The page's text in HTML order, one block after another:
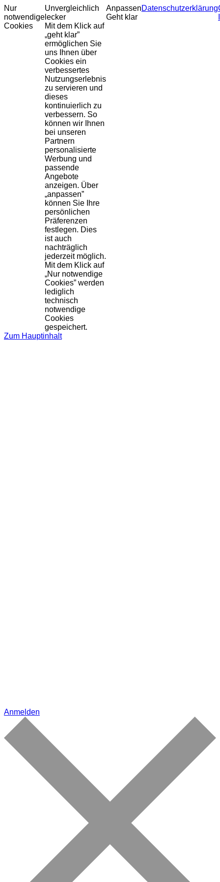
Nur
notwendige
Cookies
Unvergleichlich
lecker
Mit dem Klick auf
„geht klar”
ermöglichen Sie
uns Ihnen über
Cookies ein
verbessertes
Nutzungserlebnis
zu servieren und
dieses
kontinuierlich zu
verbessern. So
können wir Ihnen
bei unseren
Partnern
personalisierte
Werbung und
passende
Angebote
anzeigen. Über
„anpassen”
können Sie Ihre
persönlichen
Präferenzen
festlegen. Dies
ist auch
nachträglich
jederzeit möglich.
Mit dem Klick auf
„Nur notwendige
Cookies” werden
lediglich
technisch
notwendige
Cookies
gespeichert.
Anpassen
Geht klar
Datenschutzerklärung
Zum Hauptinhalt
Anmelden